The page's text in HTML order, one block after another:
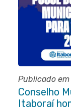
Publicado
Conselho
Itaboraí